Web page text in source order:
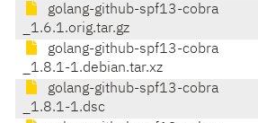
golang-github-spf13-cobra
_1.6.1.orig.tar.gz
golang-github-spf13-cobra
_1.8.1-1.debian.tar.xz
golang-github-spf13-cobra
_1.8.1-1.dsc